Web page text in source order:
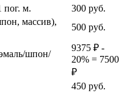
пог. м.
300 руб.
массив),
500 руб.
шпон/
9375 ₽ -
20% = 7500
₽
450 руб.